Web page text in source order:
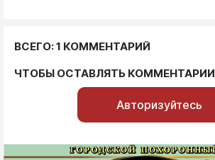
ВСЕГО: 1 КОММЕНТАРИЙ
ЧТОБЫ ОСТАВЛЯТЬ КОММЕНТАРИИ
Авторизуйтесь